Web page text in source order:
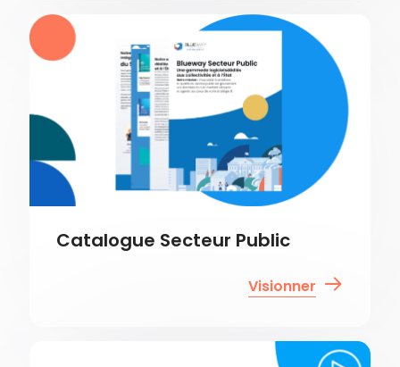
Catalogue Secteur Public
Visionner